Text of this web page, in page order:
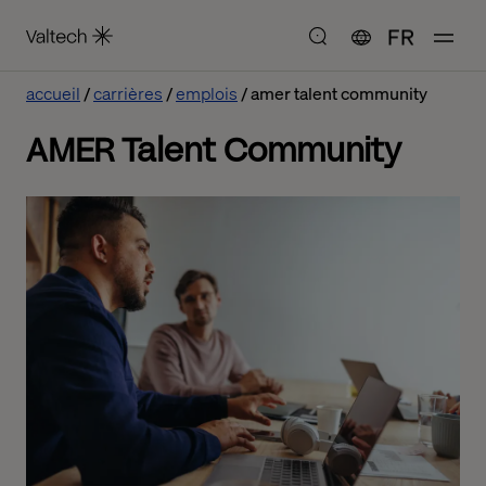
FR
accueil carrières emplois amer talent community
AMER Talent Community